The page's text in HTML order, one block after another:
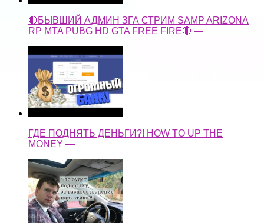
🔴БЫВШИЙ АДМИН ЗГА СТРИМ SAMP ARIZONA
RP MTA PUBG HD GTA FREE FIRE🔴 —
ГДЕ ПОДНЯТЬ ДЕНЬГИ?! HOW TO UP THE
MONEY —